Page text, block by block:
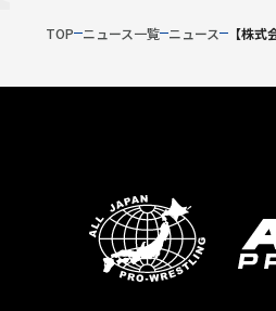
TOP ニュース一覧 ニュース 【株